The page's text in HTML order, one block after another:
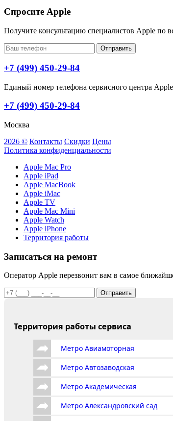
Спросите Apple
Получите консультацию специалистов Apple по
Отправить
+7 (499) 450-29-84
Единый номер телефона сервисного центра
+7 (499) 450-29-84
Москва
2026 © Контакты Скидки Цены
Политика конфиденциальности
Apple Mac Pro
Apple iPad
Apple MacBook
Apple iMac
Apple TV
Apple Mac Mini
Apple Watch
Apple iPhone
Территория работы
Записаться на ремонт
Оператор Apple перезвонит вам в самое
Отправить
Территория работы сервиса
Метро Авиамоторная
Метро Автозаводская
Метро Академическая
Метро Александровский сад